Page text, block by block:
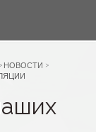
> НОВОСТИ >